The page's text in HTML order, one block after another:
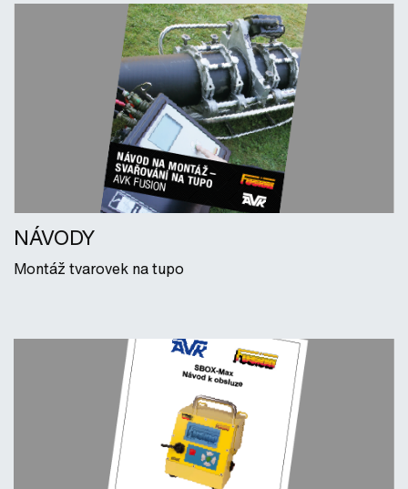
NÁVODY
Montáž tvarovek na tupo